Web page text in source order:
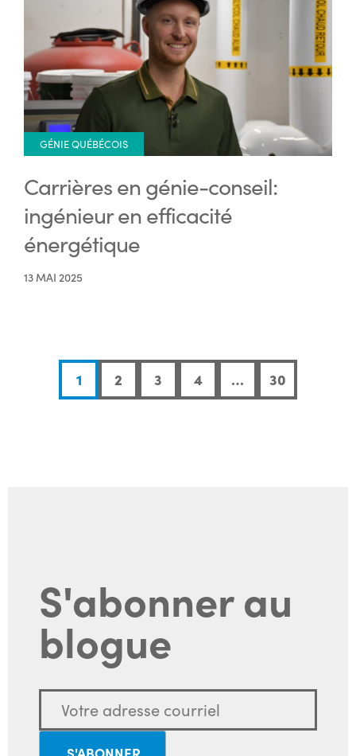
GÉNIE QUÉBÉCOIS
Carrières en génie-conseil:
ingénieur en efficacité
énergétique
13 MAI 2025
1 2 3 4 … 30
S'abonner au
blogue